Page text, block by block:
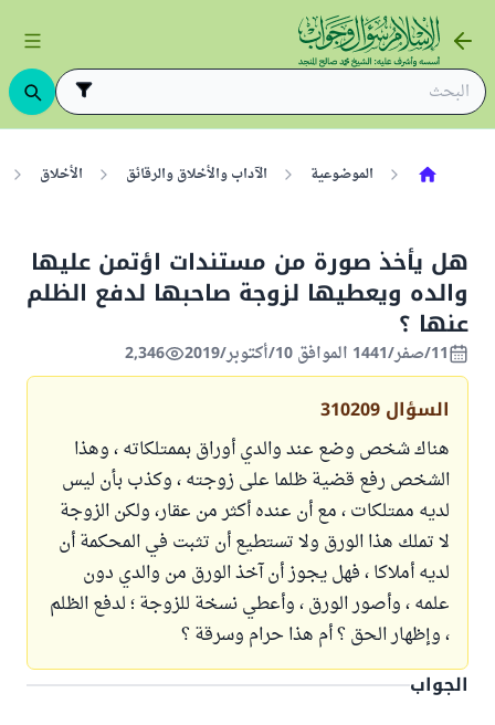
الموضوعية الآداب والأخلاق والرقائق الأخلاق
هل يأخذ صورة من مستندات اؤتمن عليها
والده ويعطيها لزوجة صاحبها لدفع الظلم
عنها ؟
11/صفر/1441 الموافق 10/أكتوبر/2019 2,346
السؤال 310209
هناك شخص وضع عند والدي أوراق بممتلكاته ، وهذا
الشخص رفع قضية ظلما على زوجته ، وكذب بأن ليس
لديه ممتلكات ، مع أن عنده أكثر من عقار، ولكن الزوجة
لا تملك هذا الورق ولا تستطيع أن تثبت في المحكمة أن
لديه أملاكا ، فهل يجوز أن آخذ الورق من والدي دون
علمه ، وأصور الورق ، وأعطي نسخة للزوجة ؛ لدفع الظلم
، وإظهار الحق ؟ أم هذا حرام وسرقة ؟
الجواب